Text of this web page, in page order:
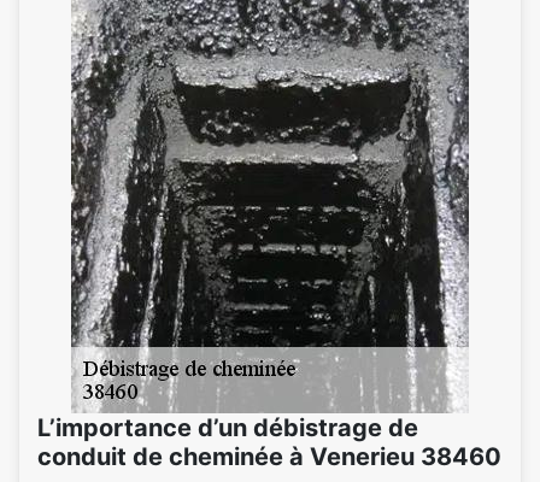
L’importance d’un débistrage de
conduit de cheminée à Venerieu 38460